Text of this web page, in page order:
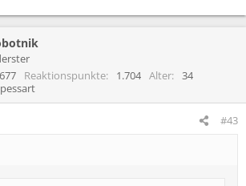
Reaktionspunkte 1.704 Alter
34
#43